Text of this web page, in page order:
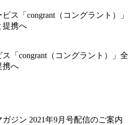
「congrant（コングラント）」全
携へ